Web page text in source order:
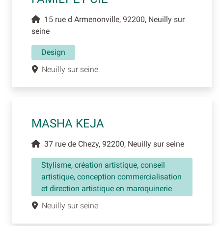
15 rue d Armenonville, 92200, Neuilly sur
seine
Design
Neuilly sur seine
MASHA KEJA
37 rue de Chezy, 92200, Neuilly sur seine
Stylisme, création artistique, conseil
artistique, conception commercialisation
et direction artistique en maroquinerie
Neuilly sur seine